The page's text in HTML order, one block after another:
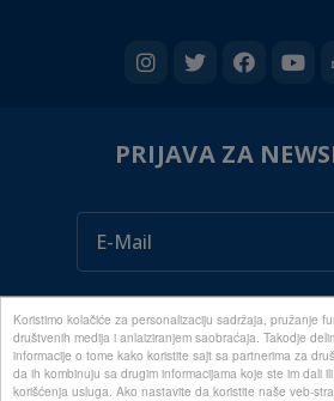
Koristimo kolačiće za personalizaciju sadržaja, pružanje
društvenih medija i anlaiziranjem saobraćaja. Takodje
informacije o tome kako koristite sajt sa partnerima za
da ih kombinuju sa drugim informacijama koje ste im dali
korišćenja usluga. Ako nastavite da koristite naše veb-
PRIJAVA ZA
© 2020 ALL RIGHTS